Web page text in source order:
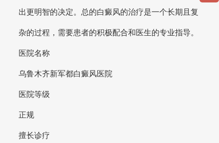
出更明智的决定。总的白癜风的治疗是一个长期且复
杂的过程，需要患者的积极配合和医生的专业指导。
医院名称
乌鲁木齐新军都白癜风医院
医院等级
正规
擅长诊疗